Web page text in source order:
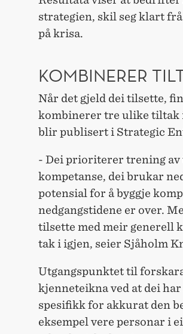
strategien, skil seg klart
på krisa.
KOMBINERER
Når det gjeld dei tilsette,
kombinerer tre ulike tiltak
blir publisert i Strategic
- Dei prioriterer trening av
kompetanse, dei brukar
potensial for å byggje
nedgangstidene er over.
tilsette med meir generell
tak i igjen, seier Sjåholm
Utgangspunktet til
kjenneteikna ved at dei
spesifikk for akkurat den
eksempel vere personar i